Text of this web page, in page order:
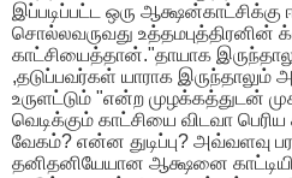
இப்படிப்பட்ட ஒரு ஆக்ஷன்காட்சிக்கு
சொல்லவருவது உத்தமபுத்திரனின்
காட்சியைத்தான்."தாயாக
,தடுப்பவர்கள் யாராக
உருளட்டும் "என்ற முழக்கத்துடன்
வெடிக்கும் காட்சியை விடவா
வேகம்? என்ன துடிப்பு? அவ்வளவு
தனிதனியேயான ஆக்ஷனை